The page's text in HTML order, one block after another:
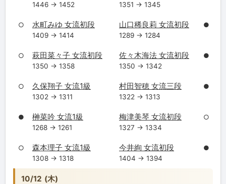
1446 → 1452 1351 → 1345
○ 水町みゆ 女流初段
1409 → 1414
山口稀良莉 女流初段
1289 → 1284
●
○ 萩田菜々子 女流初段
1350 → 1358
佐々木海法 女流初段
1350 → 1342
●
○ 久保翔子 女流1級
1302 → 1311
村田智穂 女流三段
1322 → 1313
●
● 榊菜吟 女流1級
1268 → 1261
梅津美琴 女流初段
1327 → 1334
○
○ 森本理子 女流1級
1308 → 1318
今井絢 女流初段
1404 → 1394
●
10/12 (木)